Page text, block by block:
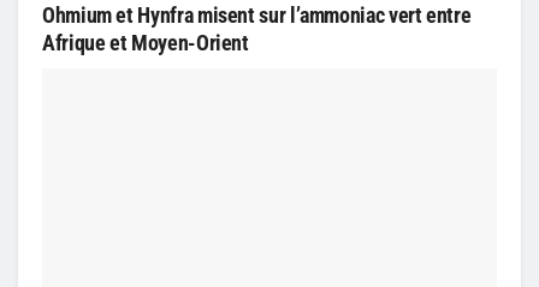
Ohmium et Hynfra misent sur l’ammoniac vert entre
Afrique et Moyen-Orient